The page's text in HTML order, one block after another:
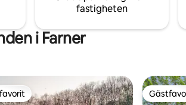
fastigheten
i Farner
gästfavorit